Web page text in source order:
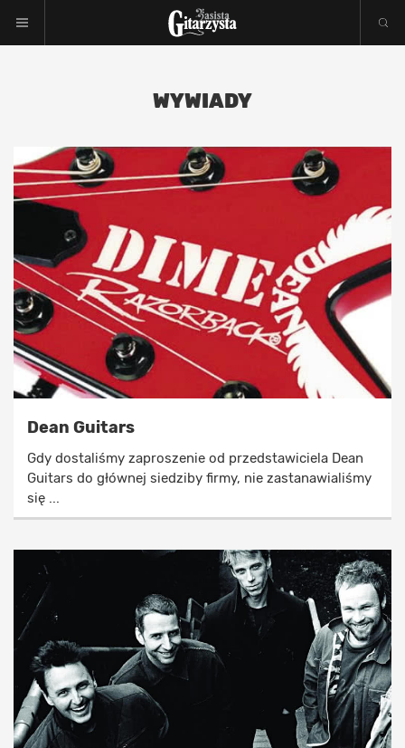
WYWIADY
Dean Guitars
Gdy dostaliśmy zaproszenie od przedstawiciela Dean
Guitars do głównej siedziby firmy, nie zastanawialiśmy
się ...